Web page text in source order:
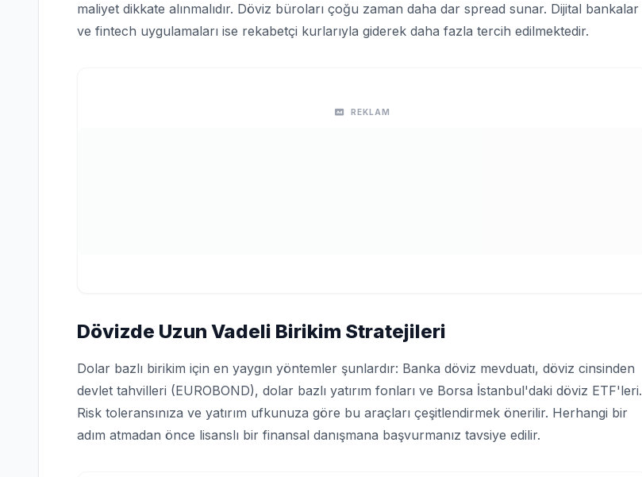
maliyet dikkate alınmalıdır. Döviz büroları çoğu zaman daha dar spread sunar. Dijital bankalar
ve fintech uygulamaları ise rekabetçi kurlarıyla giderek daha fazla tercih edilmektedir.
REKLAM
Dövizde Uzun Vadeli Birikim Stratejileri
Dolar bazlı birikim için en yaygın yöntemler şunlardır: Banka döviz mevduatı, döviz cinsinden
devlet tahvilleri (EUROBOND), dolar bazlı yatırım fonları ve Borsa İstanbul'daki döviz ETF'leri.
Risk toleransınıza ve yatırım ufkunuza göre bu araçları çeşitlendirmek önerilir. Herhangi bir
adım atmadan önce lisanslı bir finansal danışmana başvurmanız tavsiye edilir.